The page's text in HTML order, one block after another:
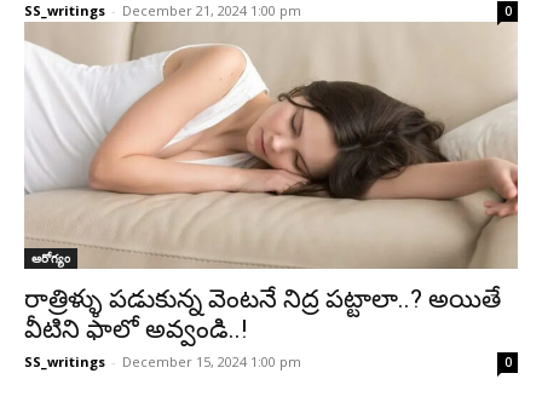
SS_writings - December 21, 2024 1:00 pm 0
ఆరోగ్యం
రాత్రిళ్ళు పడుకున్న వెంటనే నిద్ర పట్టాలా..? అయితే
వీటిని ఫాలో అవ్వండి..!
SS_writings - December 15, 2024 1:00 pm 0